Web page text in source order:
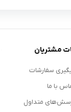
مشتریان
سفارشات
با ما
متداول